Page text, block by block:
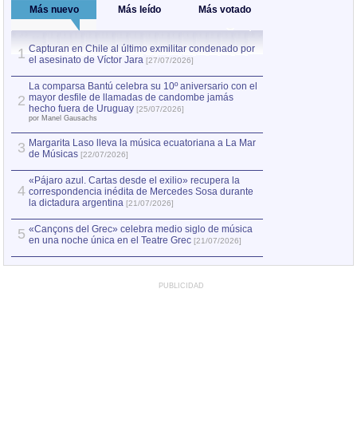
Más nuevo Más leído Más votado
1 Capturan en Chile al último exmilitar condenado por
el asesinato de Víctor Jara [27/07/2026]
2
La comparsa Bantú celebra su 10º aniversario con el
mayor desfile de llamadas de candombe jamás
hecho fuera de Uruguay [25/07/2026]
por Manel Gausachs
3 Margarita Laso lleva la música ecuatoriana a La Mar
de Músicas [22/07/2026]
4
«Pájaro azul. Cartas desde el exilio» recupera la
correspondencia inédita de Mercedes Sosa durante
la dictadura argentina [21/07/2026]
5 «Cançons del Grec» celebra medio siglo de música
en una noche única en el Teatre Grec [21/07/2026]
PUBLICIDAD